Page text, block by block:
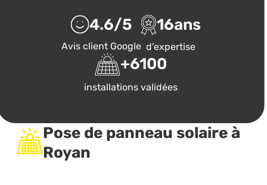
4.6/5
Avis client Google
16ans
d’expertise
+6100
installations validées
Pose de panneau solaire à
Royan